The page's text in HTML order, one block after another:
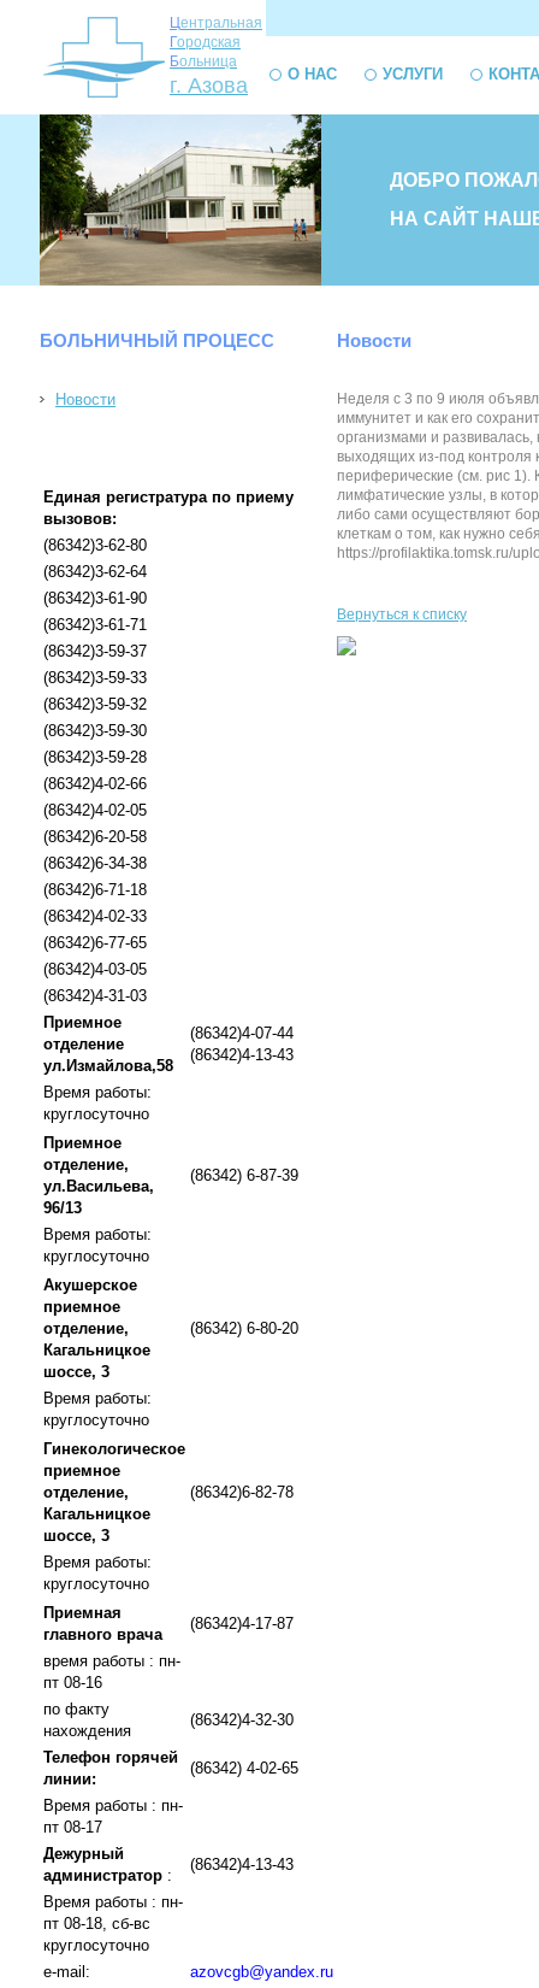
Центральная
Городская
Больница
г. Азова О НАС УСЛУГИ
ДОБРО
НА САЙТ
БОЛЬНИЧНЫЙ ПРОЦЕСС
Новости
Единая регистратура по приему
вызовов:
(86342)3-62-80
(86342)3-62-64
(86342)3-61-90
(86342)3-61-71
(86342)3-59-37
(86342)3-59-33
(86342)3-59-32
(86342)3-59-30
(86342)3-59-28
(86342)4-02-66
(86342)4-02-05
(86342)6-20-58
(86342)6-34-38
(86342)6-71-18
(86342)4-02-33
(86342)6-77-65
(86342)4-03-05
(86342)4-31-03
Приемное
отделение
ул.Измайлова,58
(86342)4-07-44
(86342)4-13-43
Время работы:
круглосуточно
Приемное
отделение,
ул.Васильева,
96/13
(86342) 6-87-39
Время работы:
круглосуточно
Акушерское
приемное
отделение,
Кагальницкое
шоссе, 3
(86342) 6-80-20
Время работы:
круглосуточно
Гинекологическое
приемное
отделение,
Кагальницкое
шоссе, 3
(86342)6-82-78
Время работы:
круглосуточно
Приемная
главного врача
(86342)4-17-87
время работы : пн-
пт 08-16
по факту
нахождения
(86342)4-32-30
Телефон горячей
линии:
(86342) 4-02-65
Время работы : пн-
пт 08-17
Дежурный
администратор :
(86342)4-13-43
Время работы : пн-
пт 08-18, сб-вс
круглосуточно
e-mail:
azovcgb@yandex.ru
Новости
Неделя с 3 по 9 июля
иммунитет и как его
организмами и
выходящих из-под контроля
периферические (см. рис 1).
лимфатические узлы, в
либо сами осуществляют
клеткам о том, как нужно
https://profilaktika.tomsk.ru/
Вернуться к списку